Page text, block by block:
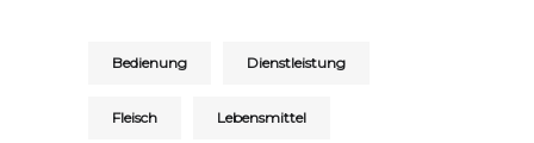
Bedienung Dienstleistung
Fleisch Lebensmittel